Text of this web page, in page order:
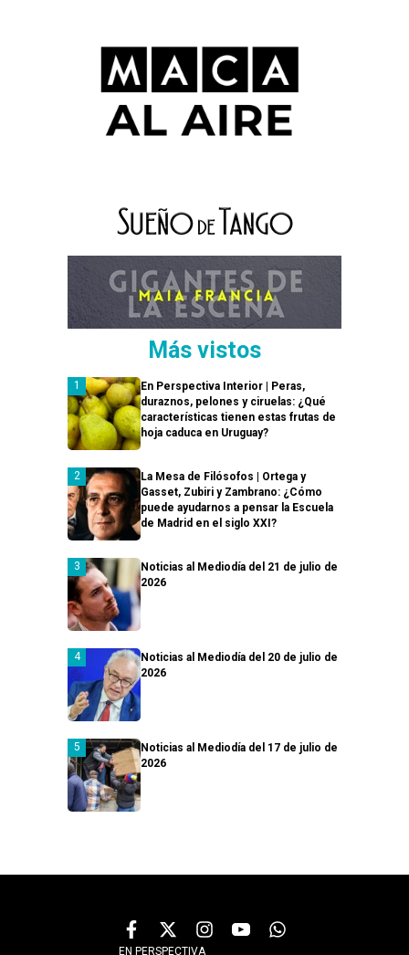
Más vistos
En Perspectiva Interior | Peras,
duraznos, pelones y ciruelas: ¿Qué
características tienen estas frutas de
hoja caduca en Uruguay?
La Mesa de Filósofos | Ortega y
Gasset, Zubiri y Zambrano: ¿Cómo
puede ayudarnos a pensar la Escuela
de Madrid en el siglo XXI?
Noticias al Mediodía del 21 de julio de
2026
Noticias al Mediodía del 20 de julio de
2026
Noticias al Mediodía del 17 de julio de
2026
EN PERSPECTIVA